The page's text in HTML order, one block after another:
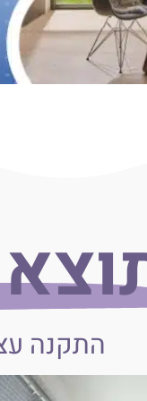
התקנה